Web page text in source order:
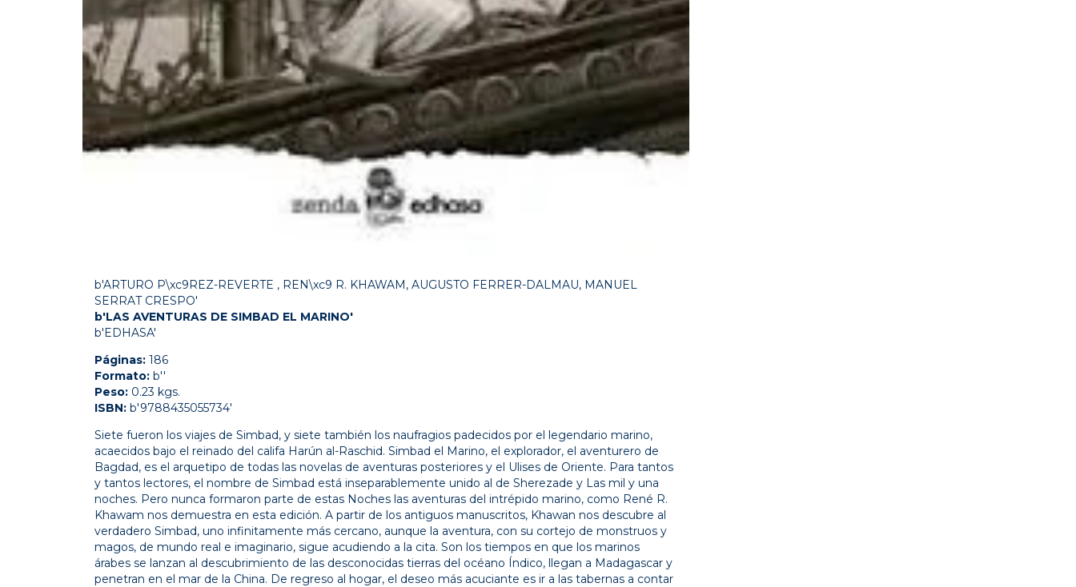
b'ARTURO P\xc9REZ-REVERTE , REN\xc9 R. KHAWAM, AUGUSTO FERRER-DALMAU, MANUEL
SERRAT CRESPO'
b'LAS AVENTURAS DE SIMBAD EL MARINO'
b'EDHASA'
Páginas: 186
Formato: b''
Peso: 0.23 kgs.
ISBN: b'9788435055734'
Siete fueron los viajes de Simbad, y siete también los naufragios padecidos por el legendario marino,
acaecidos bajo el reinado del califa Harún al-Raschid. Simbad el Marino, el explorador, el aventurero de
Bagdad, es el arquetipo de todas las novelas de aventuras posteriores y el Ulises de Oriente. Para tantos
y tantos lectores, el nombre de Simbad está inseparablemente unido al de Sherezade y Las mil y una
noches. Pero nunca formaron parte de estas Noches las aventuras del intrépido marino, como René R.
Khawam nos demuestra en esta edición. A partir de los antiguos manuscritos, Khawan nos descubre al
verdadero Simbad, uno infinitamente más cercano, aunque la aventura, con su cortejo de monstruos y
magos, de mundo real e imaginario, sigue acudiendo a la cita. Son los tiempos en que los marinos
árabes se lanzan al descubrimiento de las desconocidas tierras del océano Índico, llegan a Madagascar y
penetran en el mar de la China. De regreso al hogar, el deseo más acuciante es ir a las tabernas a contar